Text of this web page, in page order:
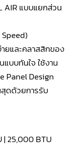
AIR แบบแยกส่วน
ยและคลาสสิกของ
บบทันใจ ใช้งาน
Panel Design
ดด้วยการรับ
| 25,000 BTU